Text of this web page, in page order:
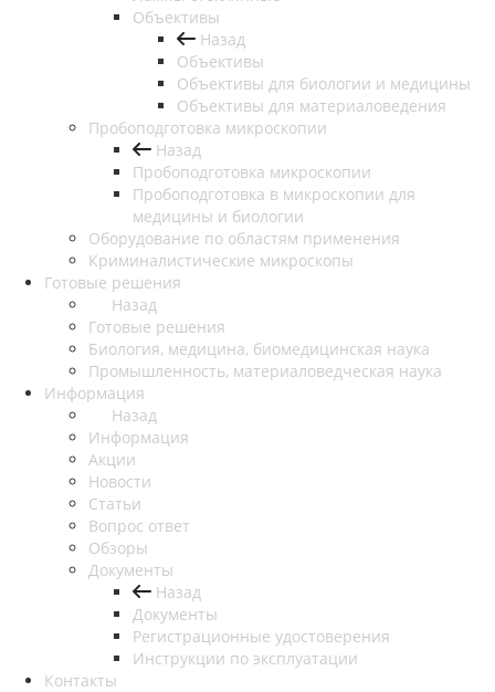
Объективы
Назад
Объективы
Объективы для биологии и медицины
Объективы для материаловедения
Пробоподготовка микроскопии
Назад
Пробоподготовка микроскопии
Пробоподготовка в микроскопии для
медицины и биологии
Оборудование по областям применения
Криминалистические микроскопы
Готовые решения
Назад
Готовые решения
Биология, медицина, биомедицинская наука
Промышленность, материаловедческая наука
Информация
Назад
Информация
Акции
Новости
Статьи
Вопрос ответ
Обзоры
Документы
Назад
Документы
Регистрационные удостоверения
Инструкции по эксплуатации
Контакты